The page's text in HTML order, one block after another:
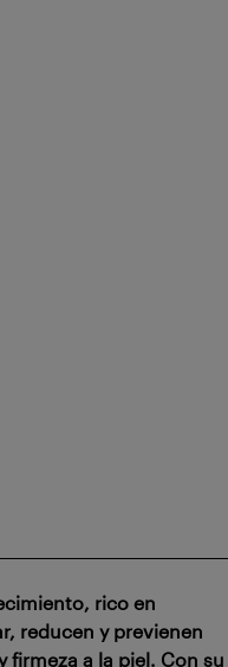
rico en
reducen y previenen
a la piel. Con su